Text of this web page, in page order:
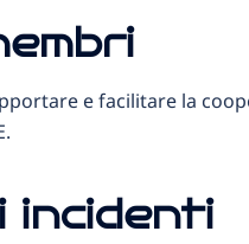
e facilitare la
incidenti